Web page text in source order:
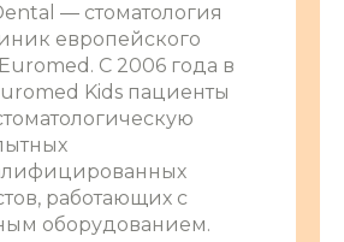
― стоматология
европейского
С 2006 года в
Kids пациенты
работающих с
оборудованием.